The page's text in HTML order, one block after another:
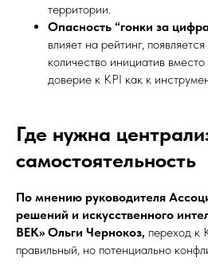
территории.
Опасность “гонки за
влияет на рейтинг,
количество инициатив
доверие к KPI как к
Где нужна
самостоятельность
По мнению руководителя
решений и искусственного
ВЕК» Ольги Чернокоз, переход
правильный, но потенциально